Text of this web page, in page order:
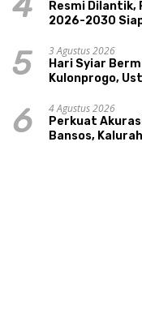
Resmi Dilantik,
2026-2030
5
3 Agustus 2026
Hari Syiar
Kulonprogo,
6
4 Agustus 2026
Perkuat
Bansos,